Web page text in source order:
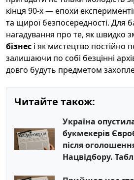
кінця 90-х — епохи
та щирої безпосередності. Для
нагадування про те, як швидко
бізнес і як мистецтво постійно
залишаючи по собі безцінні
довго будуть предметом
Читайте також:
Україна
букмекерів
після
Нацвідбору.